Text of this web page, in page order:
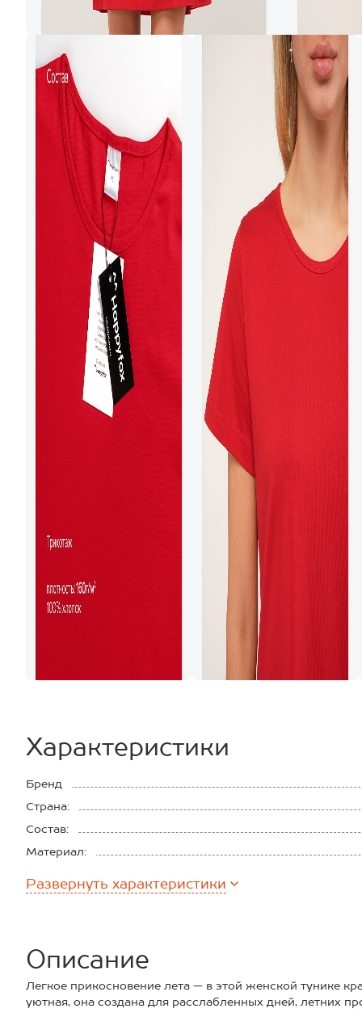
Характеристики
Бренд
Страна:
Состав:
Материал:
Развернуть характеристики
Описание
Легкое прикосновение лета — в этой женской тунике
уютная, она создана для расслабленных дней, летних